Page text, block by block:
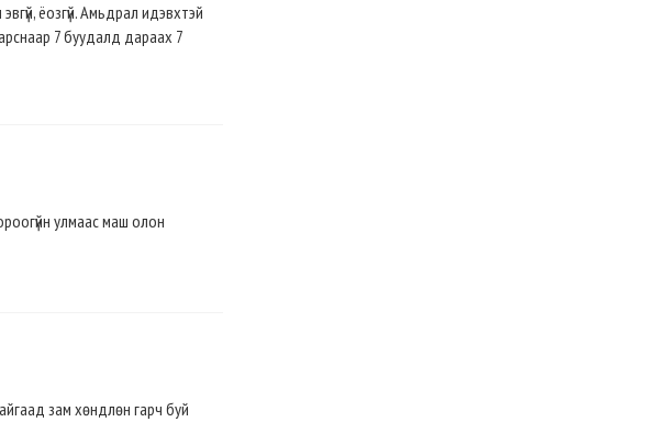
ёозгүй. Амьдрал идэвхтэй
7 буудалд дараах 7
улмаас маш олон
зам хөндлөн гарч буй